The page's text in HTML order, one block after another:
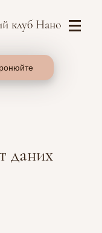
клуб Нано
даних